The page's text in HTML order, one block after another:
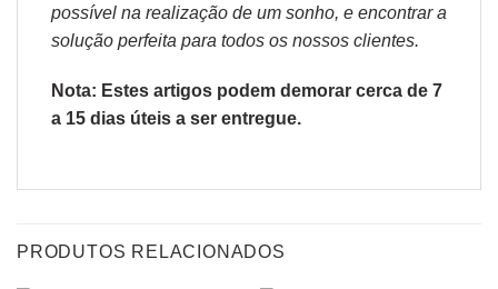
possível na realização de um sonho, e encontrar a
solução perfeita para todos os nossos clientes.
Nota: Estes artigos podem demorar cerca de 7
a 15 dias úteis a ser entregue.
PRODUTOS RELACIONADOS